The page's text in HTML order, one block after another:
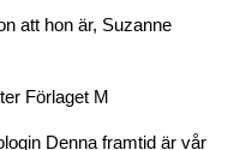
att hon är, Suzanne
Förlaget M
Denna framtid är vår